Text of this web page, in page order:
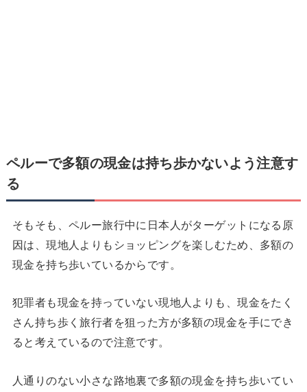
ペルーで多額の現金は持ち歩かないよう注意す
る
そもそも、ペルー旅行中に日本人がターゲットになる原
因は、現地人よりもショッピングを楽しむため、多額の
現金を持ち歩いているからです。
犯罪者も現金を持っていない現地人よりも、現金をたく
さん持ち歩く旅行者を狙った方が多額の現金を手にでき
ると考えているので注意です。
人通りのない小さな路地裏で多額の現金を持ち歩いてい